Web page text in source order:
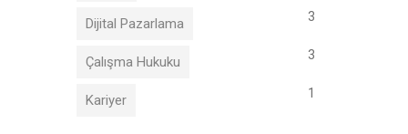
Dijital Pazarlama 3
Çalışma Hukuku 3
Kariyer 1